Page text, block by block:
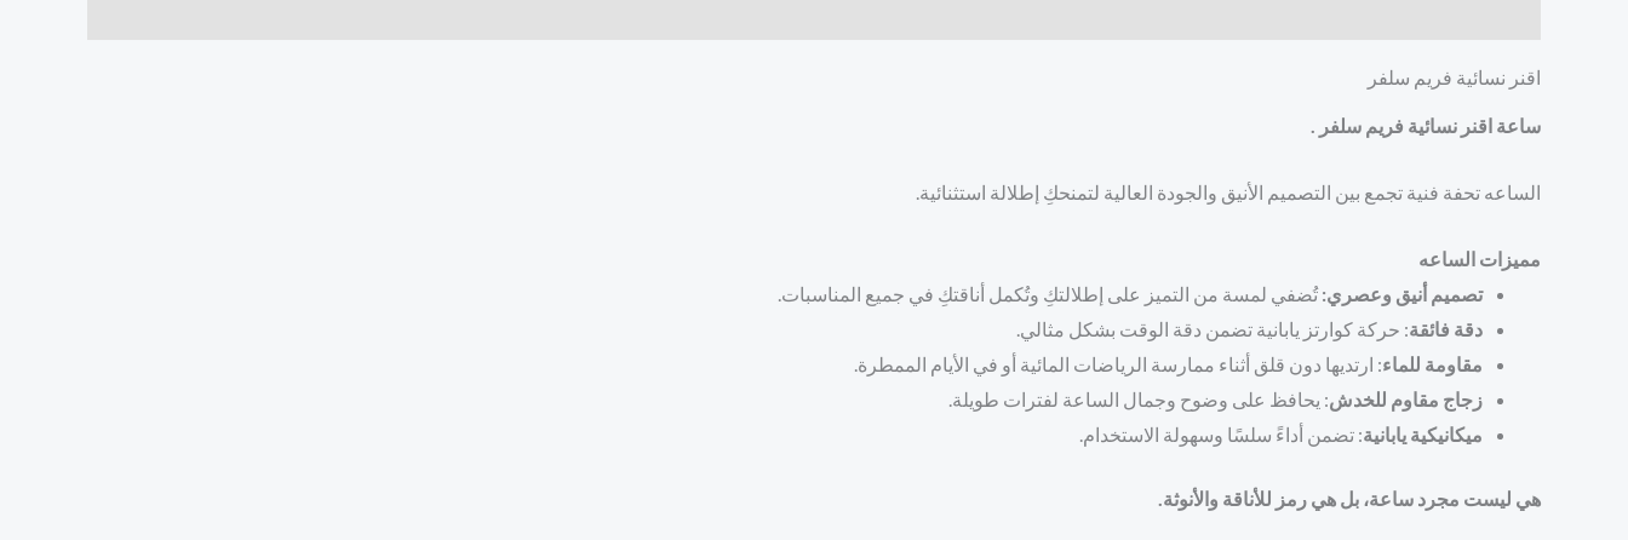
اقنر نسائية فريم سلفر
ساعة اقنر نسائية فريم سلفر .
الساعه تحفة فنية تجمع بين التصميم الأنيق والجودة العالية لتمنحكِ إطلالة استثنائية.
مميزات الساعه
تصميم أنيق وعصري:تُضفي لمسة من التميز على إطلالتكِ وتُكمل أناقتكِ في جميع المناسبات.
دقة فائقة: حركة كوارتز يابانية تضمن دقة الوقت بشكل مثالي.
مقاومة للماء: ارتديها دون قلق أثناء ممارسة الرياضات المائية أو في الأيام الممطرة.
زجاج مقاوم للخدش: يحافظ على وضوح وجمال الساعة لفترات طويلة.
ميكانيكية يابانية: تضمن أداءً سلسًا وسهولة الاستخدام.
هي ليست مجرد ساعة، بل هي رمز للأناقة والأنوثة.